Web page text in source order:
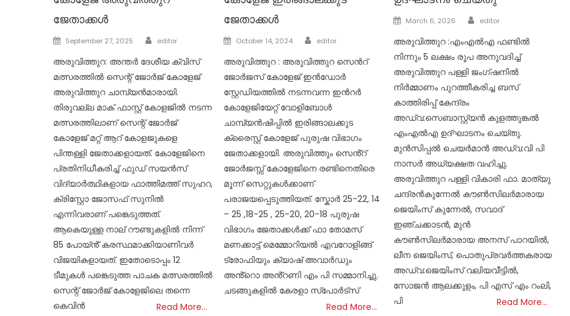
ജേതാക്കൾ
Posted
September 27, 2025 Author
editor
അരുവിത്തുറ: അന്തർ ദേശീയ ക്വിസ്
മത്സരത്തിൽ സെന്റ് ജോർജ് കോളേജ്
അരുവിത്തുറ ചാമ്പ്യൻമാരായി.
തിരുവല്ല മാക് ഫാസ്റ്റ് കോളജിൽ നടന്ന
മത്സരത്തിലാണ് സെന്റ് ജോർജ്
കോളേജ് മറ്റ് ആറ് കോളജുകളെ
പിന്തള്ളി ജേതാക്കളായത്. കോളേജിനെ
പ്രതിനിധീകരിച്ച് ഫുഡ് സയൻസ്
വിദ്യാർത്ഥികളായ ഫാത്തിമത്ത് സുഹറ,
ക്രിസ്റ്റോ ജോസഫ് സുനിൽ
എന്നിവരാണ് പങ്കെടുത്തത്.
ആകെയുള്ള നാല് റൗണ്ടുകളിൽ നിന്ന്
85 പോയ്ൻ് കരസ്ഥമാക്കിയാണിവർ
വിജയികളായത്. ഇതോടൊപ്പം 12
ടീമുകൾ പങ്കെടുത്ത പാചക മത്സരത്തിൽ
സെന്റ് ജോർജ് കോളേജിലെ തന്നെ
കെവിൻ
Read More…
ജേതാക്കൾ
Posted
October 14, 2024 Author
editor
അരുവിത്തുറ : അരുവിത്തുറ സെൻറ്
ജോർജസ് കോളേജ് ഇൻഡോർ
സ്റ്റേഡിയത്തിൽ നടന്നവന്ന ഇൻറർ
കോളേജിയേറ്റ് വോളിബോൾ
ചാമ്പ്യൻഷിപ്പിൽ ഇരിങ്ങാലക്കുട
ക്രൈസ്റ്റ് കോളേജ് പുരുഷ വിഭാഗം
ജേതാക്കളായി. അരുവിത്തും സെൻ്റ്
ജോർജസ്സ് കോളേജിനെ രണ്ടിനെതിരെ
മൂന്ന് സെറ്റുകൾക്കാണ്
പരാജയപ്പെടുത്തിയത്. സ്കോർ 25-22, 14
– 25 ,18-25 , 25-20, 20-18 പുരുഷ
വിഭാഗം ജേതാക്കൾക്ക് ഫാ തോമസ്
മണക്കാട്ട് മെമ്മോറിയൽ എവറോളിങ്ങ്
ട്രോഫിയും ക്യാഷ് അവാർഡും
അൻ്റൊ അൻ്റണി എം പി സമ്മാനിച്ചു.
ചടങ്ങുകളിൽ കേരളാ സ്പോർട്സ്
Read More…
Posted
March 6, 2026 Author
editor
അരുവിത്തുറ :എംഎൽഎ ഫണ്ടിൽ
നിന്നും 5 ലക്ഷം രൂപ അനുവദിച്ച്
അരുവിത്തുറ പള്ളി ജംഗ്ഷനിൽ
നിർമ്മാണം പുറത്തീകരിച്ച ബസ്
കാത്തിരിപ്പ് കേന്ദ്രം
അഡ്വ:സെബാസ്റ്റ്യൻ കുളത്തുങ്കൽ
എംഎൽഎ ഉദ്ഘാടനം ചെയ്തു.
മുൻസിപ്പൽ ചെയർമാൻ അഡ്വ:വി പി
നാസർ അധ്യക്ഷത വഹിച്ചു.
അരുവിത്തുറ പള്ളി വികാരി ഫാ. മാത്യു
ചന്ദ്രൻകുന്നേൽ കൗൺസിലർമാരായ
ജെയിംസ് കുന്നേൽ, സവാദ്
ഇഞ്ചക്കാടൻ, മുൻ
കൗൺസിലർമാരായ അനസ് പാറയിൽ,
ലീന ജെയിംസ്, പൊതുപ്രവർത്തകരായ
അഡ്വ:ജെയിംസ് വലിയവീട്ടിൽ,
സോജൻ ആലക്കുളം, പി എസ് എം റംലി,
പി
Read More…